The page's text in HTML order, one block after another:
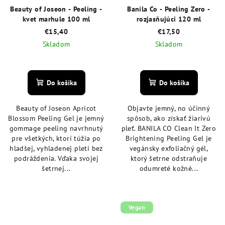
Beauty of Joseon - Peeling -
kvet marhule 100 ml
€15,40
Skladom
hodnotenie
produktu
z
5
hviezdičiek.
Do košíka
Beauty of Joseon Apricot
Blossom Peeling Gel je jemný
gommage peeling navrhnutý
pre všetkých, ktorí túžia po
hladšej, vyhladenej pleti bez
podráždenia. Vďaka svojej
šetrnej...
Banila Co - Peeling Zero -
rozjasňujúci 120 ml
€17,50
Skladom
hodnotenie
produktu
z
5
hviezdičiek.
Do košíka
Objavte jemný, no účinný
spôsob, ako získať žiarivú
pleť. BANILA CO Clean It Zero
Brightening Peeling Gel je
vegánsky exfoliačný gél,
ktorý šetrne odstraňuje
odumreté kožné...
Vegan